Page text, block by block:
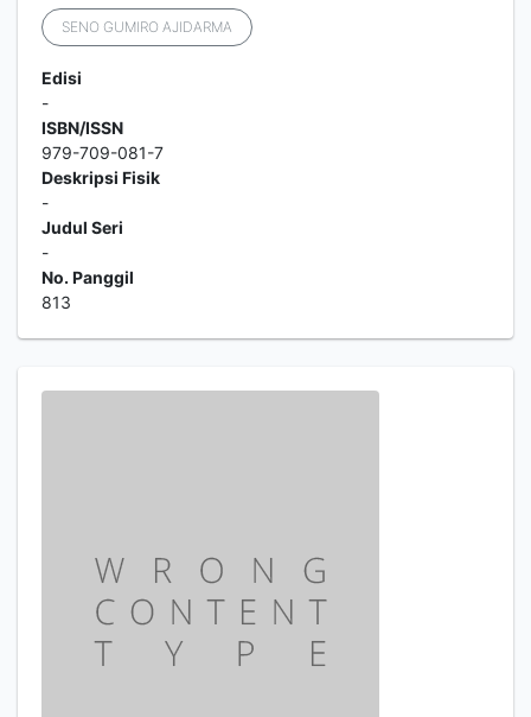
SENO GUMIRO AJIDARMA
Edisi
-
ISBN/ISSN
979-709-081-7
Deskripsi Fisik
-
Judul Seri
-
No. Panggil
813